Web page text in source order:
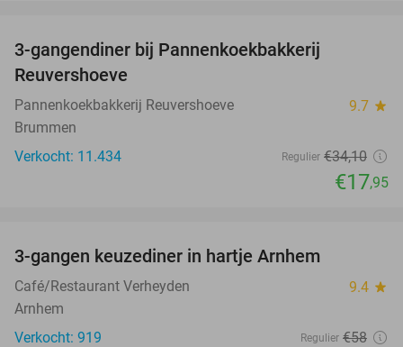
3-gangendiner bij Pannenkoekbakkerij
Reuvershoeve
Pannenkoekbakkerij Reuvershoeve 9.7 star
Brummen
Verkocht: 11.434
Regulier €34,10
€17,95
3-gangen keuzediner in hartje Arnhem
Café/Restaurant Verheyden 9.4 star
Arnhem
Verkocht: 919
Regulier €58